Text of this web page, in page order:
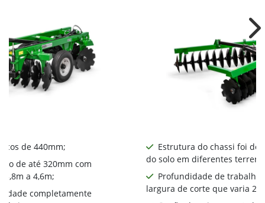
de 440mm​;
de até 320mm com
a 4,6m;
completamente
Estrutura do chassi foi
do solo em diferentes
Profundidade de trabalho
largura de corte que varia